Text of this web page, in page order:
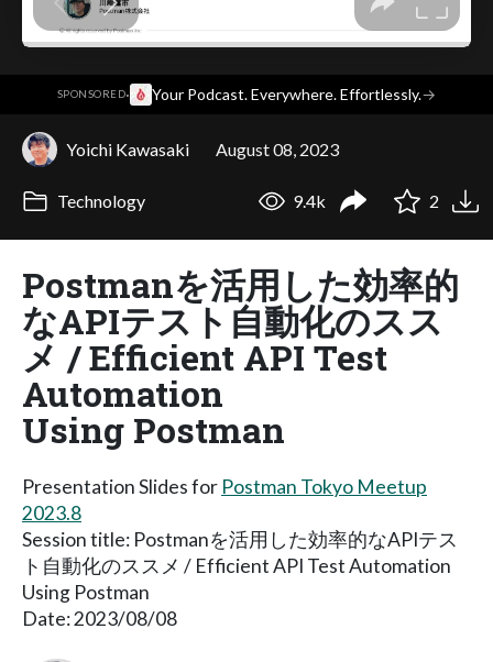
SPONSORED· Your Podcast. Everywhere. Effortlessly.→
Yoichi Kawasaki August 08, 2023
Technology 9.4k 2
Postmanを活用した効率的
なAPIテスト自動化のスス
メ / Efficient API Test
Automation
Using Postman
Presentation Slides for Postman Tokyo Meetup
2023.8
Session title: Postmanを活用した効率的なAPIテス
ト自動化のススメ / Efficient API Test Automation
Using Postman
Date: 2023/08/08